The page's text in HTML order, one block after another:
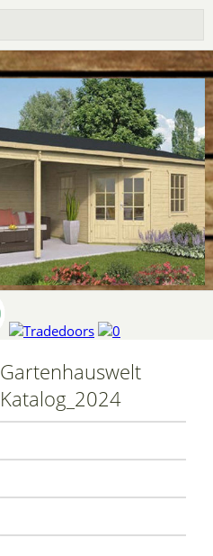
Gartenhauswelt
Katalog_2024